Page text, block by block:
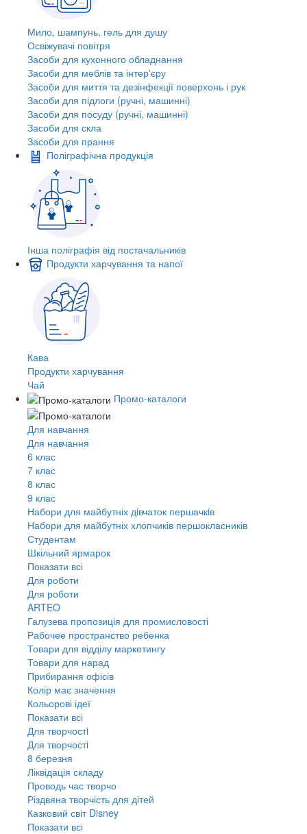
Мило, шампунь, гель для душу
Освіжувачі повітря
Засоби для кухонного обладнання
Засоби для меблів та інтер'єру
Засоби для миття та дезінфекції поверхонь і рук
Засоби для підлоги (ручні, машинні)
Засоби для посуду (ручні, машинні)
Засоби для скла
Засоби для прання
Поліграфічна продукція
Інша поліграфія від постачальників
Продукти харчування та напої
Кава
Продукти харчування
Чай
Промо-каталоги
Для навчання
Для навчання
6 клас
7 клас
8 клас
9 клас
Набори для майбутніх дiвчаток першачкiв
Набори для майбутніх хлопчиків першокласників
Студентам
Шкільний ярмарок
Показати всі
Для роботи
Для роботи
ARTEO
Галузева пропозиція для промисловості
Рабочее пространство ребенка
Товари для відділу маркетингу
Товари для нарад
Прибирання офісів
Колір має значення
Кольорові ідеї
Показати всі
Для творчостi
Для творчостi
8 березня
Ліквідація складу
Проводь час творчо
Різдвяна творчість для дітей
Казковий світ Disney
Показати всі